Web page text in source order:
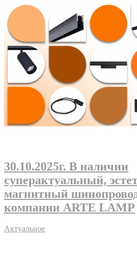
30.10.2025г. В наличии
суперактуальный,
магнитный
компании ARTE LAMP
Актуальное